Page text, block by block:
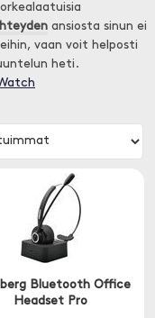
ansiosta sinun ei
vaan voit helposti
heti.
Bluetooth Office
Headset Pro